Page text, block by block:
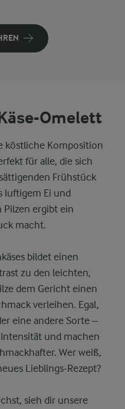
Omelett
köstliche Komposition
für alle, die sich
Frühstück
luftigem Ei und
Pilzen ergibt ein
macht.
bildet einen
zu den leichten,
dem Gericht einen
verleihen. Egal,
eine andere Sorte –
und machen
Wer weiß,
Lieblings-Rezept?
sieh dir unsere